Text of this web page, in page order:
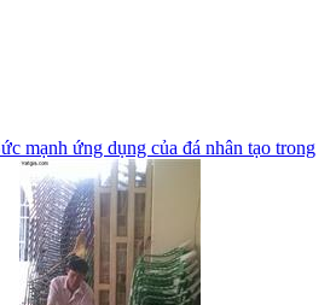
mạnh ứng dụng của đá nhân tạo trong